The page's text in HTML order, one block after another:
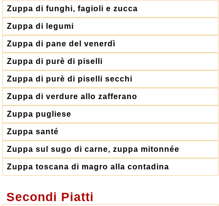
Zuppa di funghi, fagioli e zucca
Zuppa di legumi
Zuppa di pane del venerdì
Zuppa di purè di piselli
Zuppa di purè di piselli secchi
Zuppa di verdure allo zafferano
Zuppa pugliese
Zuppa santé
Zuppa sul sugo di carne, zuppa mitonnée
Zuppa toscana di magro alla contadina
Secondi Piatti